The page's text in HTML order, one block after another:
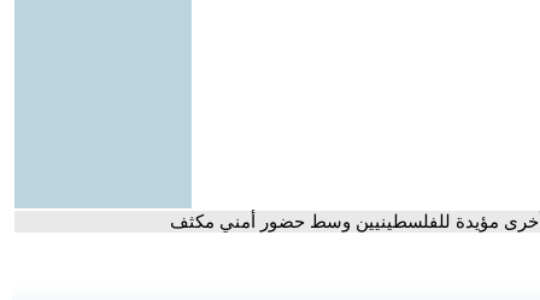
مؤيدة للفلسطينيين وسط حضور أمني مكثف